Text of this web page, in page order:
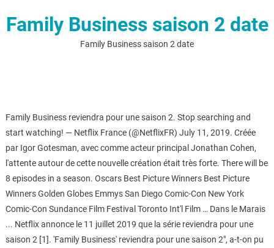
Family Business saison 2 date
Family Business saison 2 date
Family Business reviendra pour une saison 2. Stop searching and
start watching! — Netflix France (@NetflixFR) July 11, 2019. Créée
par Igor Gotesman, avec comme acteur principal Jonathan Cohen,
l'attente autour de cette nouvelle création était très forte. There will be
8 episodes in a season. Oscars Best Picture Winners Best Picture
Winners Golden Globes Emmys San Diego Comic-Con New York
Comic-Con Sundance Film Festival Toronto Int'l Film … Dans le Marais
... Netflix annonce le 11 juillet 2019 que la série reviendra pour une
saison 2 [1]. 'Family Business' reviendra pour une saison 2", a-t-on pu